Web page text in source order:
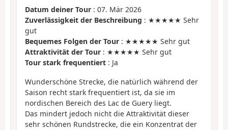
Datum deiner Tour : 07. Mär 2026
Zuverlässigkeit der Beschreibung : ★★★★★ Sehr
gut
Bequemes Folgen der Tour : ★★★★★ Sehr gut
Attraktivität der Tour : ★★★★★ Sehr gut
Tour stark frequentiert : Ja
Wunderschöne Strecke, die natürlich während der
Saison recht stark frequentiert ist, da sie im
nordischen Bereich des Lac de Guery liegt.
Das mindert jedoch nicht die Attraktivität dieser
sehr schönen Rundstrecke, die ein Konzentrat der